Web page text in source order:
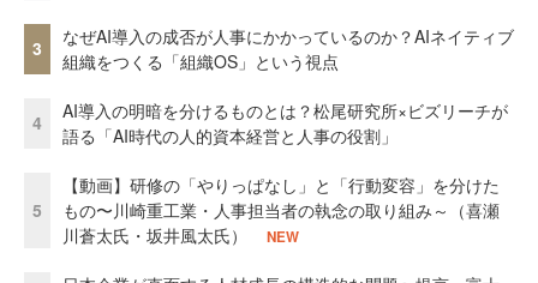
3
なぜAI導入の成否が人事にかかっているのか？AIネイティブ
組織をつくる「組織OS」という視点
4
AI導入の明暗を分けるものとは？松尾研究所×ビズリーチが
語る「AI時代の人的資本経営と人事の役割」
5
【動画】研修の「やりっぱなし」と「行動変容」を分けた
もの〜川崎重工業・人事担当者の執念の取り組み～（喜瀬
川蒼太氏・坂井風太氏）
NEW